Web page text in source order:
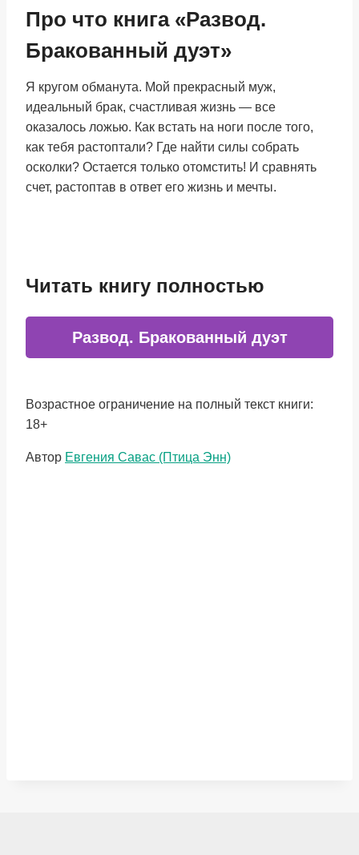
Про что книга «Развод.
Бракованный дуэт»
Я кругом обманута. Мой прекрасный муж,
идеальный брак, счастливая жизнь — все
оказалось ложью. Как встать на ноги после того,
как тебя растоптали? Где найти силы собрать
осколки? Остается только отомстить! И сравнять
счет, растоптав в ответ его жизнь и мечты.
Читать книгу полностью
Развод. Бракованный дуэт
Возрастное ограничение на полный текст книги:
18+
Метки
Автор Евгения Савас (Птица Энн)